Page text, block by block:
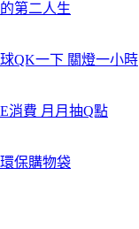
第二人生
QK一下 關燈一小時
消費 月月抽Q點
保購物袋